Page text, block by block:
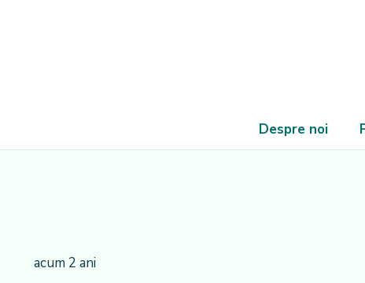
Despre noi
acum 2 ani